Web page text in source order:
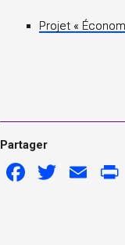
Projet «
Partager
Facebook
Twitter